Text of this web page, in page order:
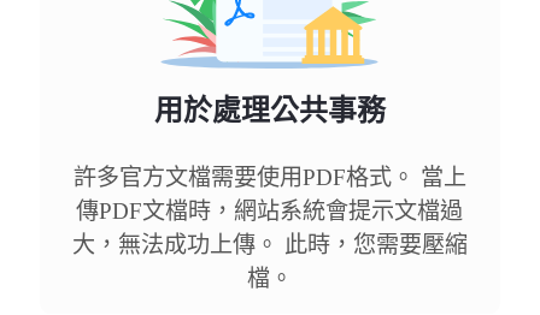
用於處理公共事務
許多官方文檔需要使用PDF格式。 當上
傳PDF文檔時，網站系統會提示文檔過
大，無法成功上傳。 此時，您需要壓縮
檔。